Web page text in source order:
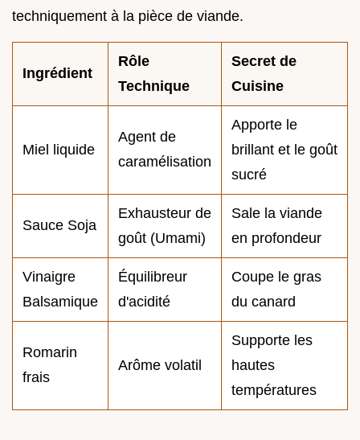
techniquement à la pièce de viande.
Ingrédient
Rôle
Technique
Secret de
Cuisine
Miel liquide
Agent de
caramélisation
Apporte le
brillant et le goût
sucré
Sauce Soja
Exhausteur de
goût (Umami)
Sale la viande
en profondeur
Vinaigre
Balsamique
Équilibreur
d'acidité
Coupe le gras
du canard
Romarin
frais
Arôme volatil
Supporte les
hautes
températures